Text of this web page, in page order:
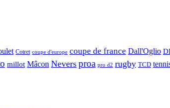
Cotret coupe d'europe coupe de france Dall'Oglio
millot Mâcon Nevers proa pro d2 rugby TCD